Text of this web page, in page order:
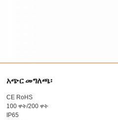
አጭር መግለጫ፡
CE RoHS
100 ዋት/200 ዋት
IP65